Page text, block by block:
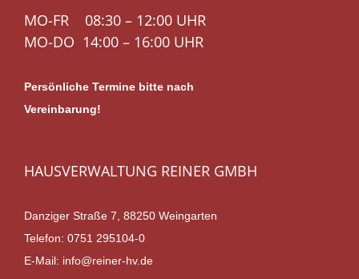
MO-FR 08:30 – 12:00 UHR
MO-DO 14:00 – 16:00 UHR
Persönliche Termine bitte nach
Vereinbarung!
HAUSVERWALTUNG REINER GMBH
Danziger Straße 7, 88250 Weingarten
Telefon: 0751 295104-0
E-Mail: info@reiner-hv.de